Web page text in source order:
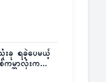
းခု ရခဲ့ပေမယ့်
မ္ဘာလုံးက